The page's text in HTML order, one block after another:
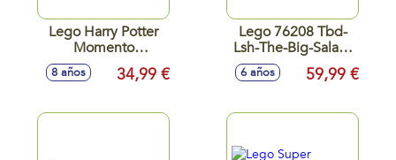
Lego Harry Potter
Momento
Hogwarts Clase De
Adivinación
8 años 34,99 €
Lego 76208 Tbd-
Lsh-The-Big-Salad-
2-2022 V29 (No
Aparece En
6 años 59,99 €